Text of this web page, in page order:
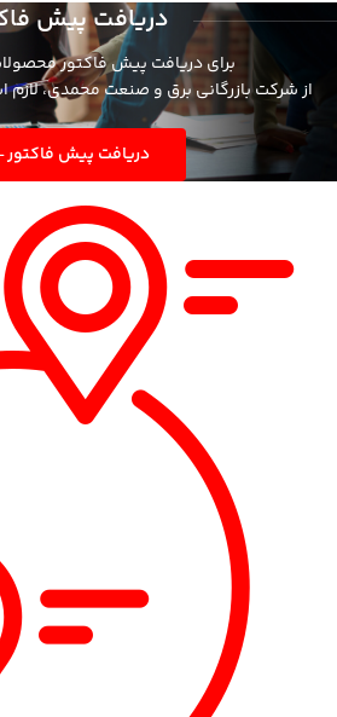
دریافت پیش
برای دریافت پیش فاکتور
از شرکت بازرگانی برق و صنعت محمدی، لازم
دریافت پیش فاکتور